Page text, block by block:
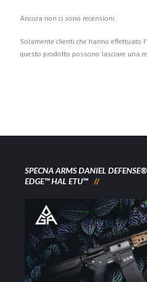
Ancora non ci sono recensioni.
Solamente clienti che hanno effettuato
questo prodotto possono lasciare una
SPECNA ARMS DANIEL
EDGE™ HAL ETU™